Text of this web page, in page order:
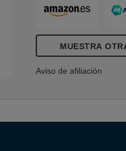
MUESTRA
Aviso de afiliación